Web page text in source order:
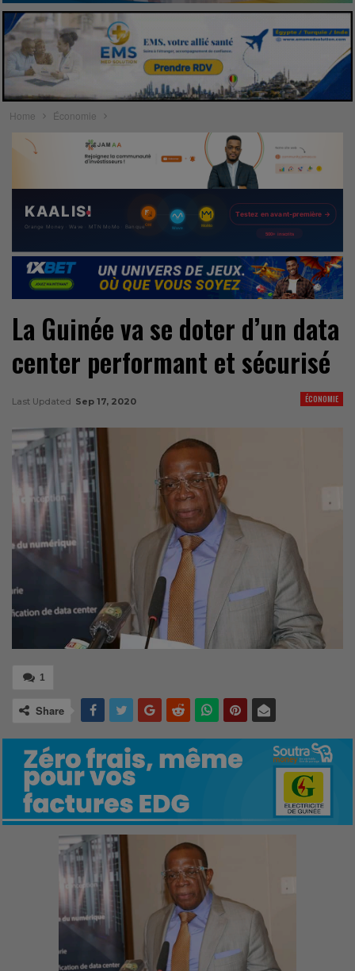
Home Économie
La Guinée va se doter d’un data
center performant et sécurisé
ÉCONOMIE
Last Updated Sep 17, 2020
1
Share